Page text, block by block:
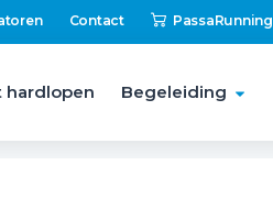
Contact PassaRunning
hardlopen Begeleiding